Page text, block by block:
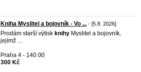
Kniha Myslitel a bojovník - Vo ... - [5.8. 2026]
Prodám starší výtisk knihy Myslitel a bojovník,
jejímž ...
Praha 4 - 140 00
300 Kč